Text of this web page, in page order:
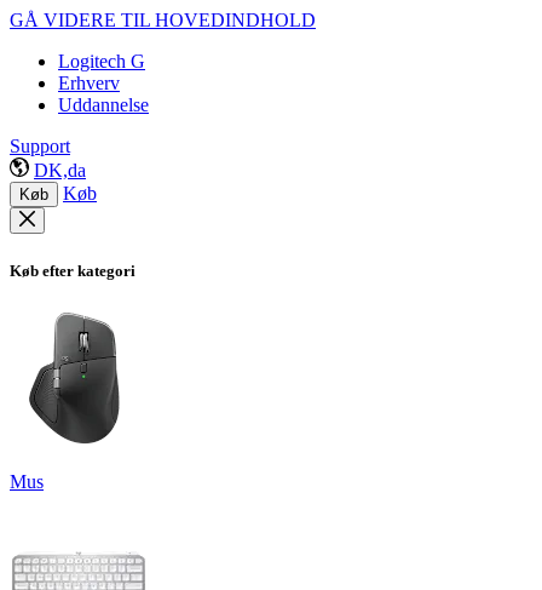
GÅ VIDERE TIL HOVEDINDHOLD
Logitech G
Erhverv
Uddannelse
Support
DK,da
Køb Køb
Køb efter kategori
Mus